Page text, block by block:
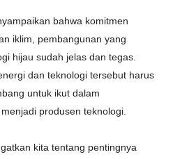
bahwa komitmen
iklim, pembangunan yang
hijau sudah jelas dan tegas.
dan teknologi tersebut harus
untuk ikut dalam
produsen teknologi.
kita tentang pentingnya